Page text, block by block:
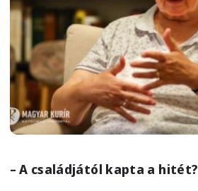
– A családjától kapta a hitét?